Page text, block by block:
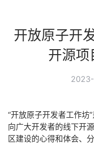
开放原子开
开源项
“开放原子开发者工作坊
向广大开发者的线下开
区建设的心得和体会、